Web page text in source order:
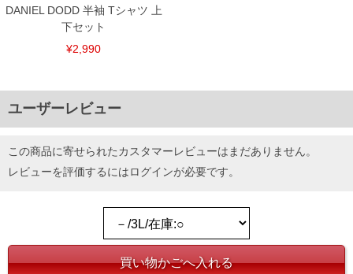
DANIEL DODD 半袖 Tシャツ 上
下セット
¥2,990
ユーザーレビュー
この商品に寄せられたカスタマーレビューはまだありません。
レビューを評価するにはログインが必要です。